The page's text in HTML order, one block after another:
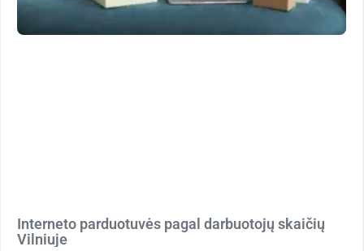
Interneto parduotuvės pagal darbuotojų skaičių
Vilniuje